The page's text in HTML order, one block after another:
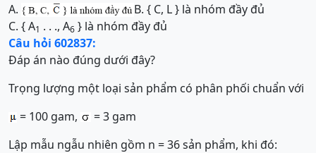
A.
B. { C, L } là nhóm đầy đủ
C. { A1 . . ., A6 } là nhóm đầy đủ
Câu hỏi 602837:
Đáp án nào đúng dưới đây?
Trọng lượng một loại sản phẩm có phân phối chuẩn với
= 100 gam,
= 3 gam
Lập mẫu ngẫu nhiên gồm n = 36 sản phẩm, khi đó: